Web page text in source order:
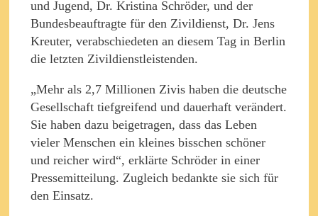
und Jugend, Dr. Kristina Schröder, und der
Bundesbeauftragte für den Zivildienst, Dr. Jens
Kreuter, verabschiedeten an diesem Tag in Berlin
die letzten Zivildienstleistenden.
„Mehr als 2,7 Millionen Zivis haben die deutsche
Gesellschaft tiefgreifend und dauerhaft verändert.
Sie haben dazu beigetragen, dass das Leben
vieler Menschen ein kleines bisschen schöner
und reicher wird“, erklärte Schröder in einer
Pressemitteilung. Zugleich bedankte sie sich für
den Einsatz.